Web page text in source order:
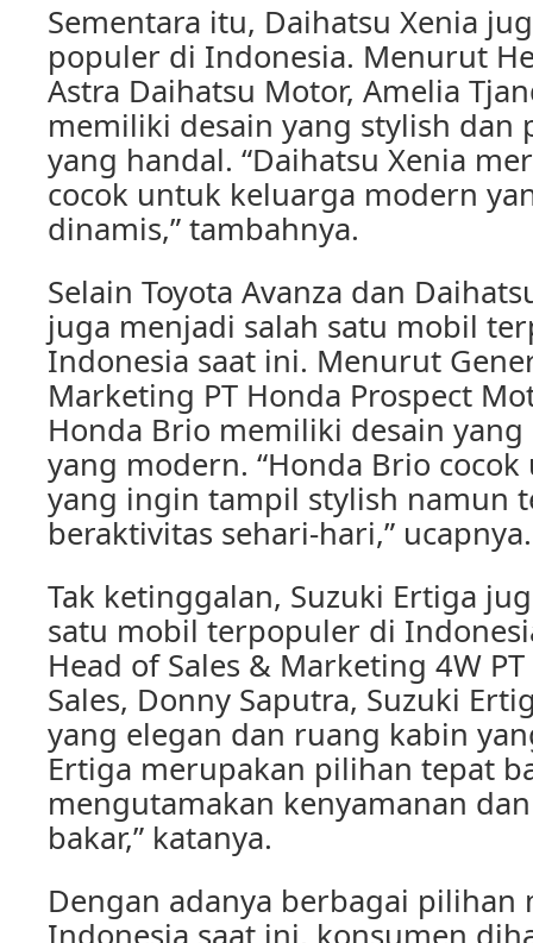
Sementara itu, Daihatsu Xenia
populer di Indonesia. Menurut
Astra Daihatsu Motor, Amelia
memiliki desain yang stylish dan
yang handal. “Daihatsu Xenia
cocok untuk keluarga modern
dinamis,” tambahnya.
Selain Toyota Avanza dan
juga menjadi salah satu mobil
Indonesia saat ini. Menurut
Marketing PT Honda Prospect
Honda Brio memiliki desain
yang modern. “Honda Brio
yang ingin tampil stylish namun
beraktivitas sehari-hari,” ucapnya.
Tak ketinggalan, Suzuki Ertiga
satu mobil terpopuler di
Head of Sales & Marketing 4W
Sales, Donny Saputra, Suzuki
yang elegan dan ruang kabin
Ertiga merupakan pilihan tepat
mengutamakan kenyamanan
bakar,” katanya.
Dengan adanya berbagai
Indonesia saat ini, konsumen